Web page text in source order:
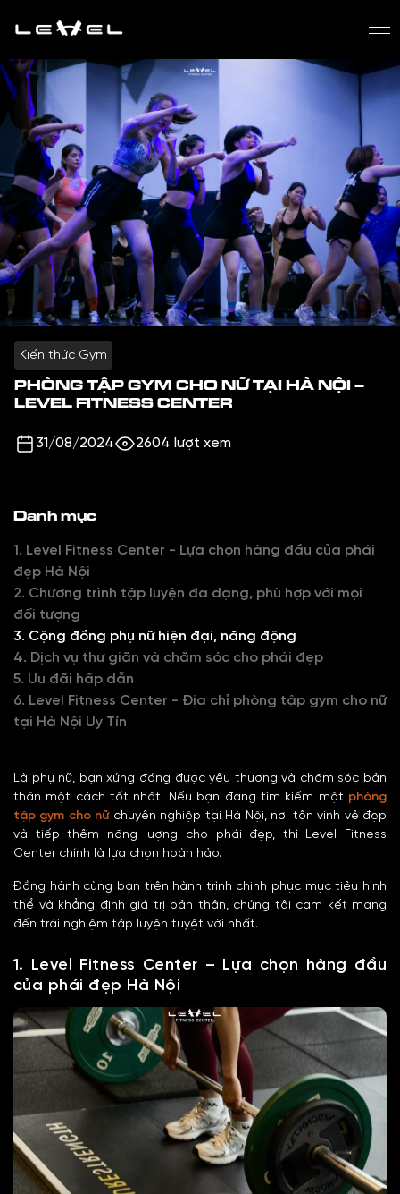
Kiến thức Gym
PHÒNG TẬP GYM CHO NỮ TẠI HÀ NỘI –
LEVEL FITNESS CENTER
31/08/2024 2604 lượt xem
Danh mục
1. Level Fitness Center - Lựa chọn hàng đầu của phái
đẹp Hà Nội
2. Chương trình tập luyện đa dạng, phù hợp với mọi
đối tượng
3. Cộng đồng phụ nữ hiện đại, năng động
4. Dịch vụ thư giãn và chăm sóc cho phái đẹp
5. Ưu đãi hấp dẫn
6. Level Fitness Center - Địa chỉ phòng tập gym cho nữ
tại Hà Nội Uy Tín
Là phụ nữ, bạn xứng đáng được yêu thương và chăm sóc bản
thân một cách tốt nhất! Nếu bạn đang tìm kiếm một phòng
tập gym cho nữchuyên nghiệp tại Hà Nội, nơi tôn vinh vẻ đẹp
và tiếp thêm năng lượng cho phái đẹp, thì Level Fitness
Center chính là lựa chọn hoàn hảo.
Đồng hành cùng bạn trên hành trình chinh phục mục tiêu hình
thể và khẳng định giá trị bản thân, chúng tôi cam kết mang
đến trải nghiệm tập luyện tuyệt vời nhất.
1. Level Fitness Center – Lựa chọn hàng đầu
của phái đẹp Hà Nội